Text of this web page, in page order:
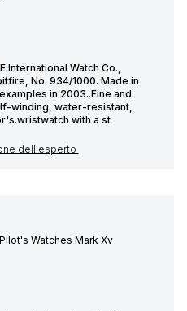
Watch Co.,
No. 934/1000. Made in
in 2003..Fine and
winding, water-resistant,
with a st
dell'esperto
Watches Mark Xv